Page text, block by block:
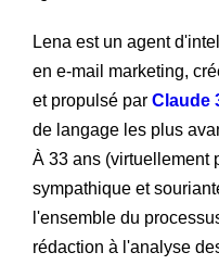
Lena est un agent
en e-mail marketing,
et propulsé par Claude
de langage les plus
À 33 ans (virtuellement
sympathique et
l'ensemble du
rédaction à l'analyse